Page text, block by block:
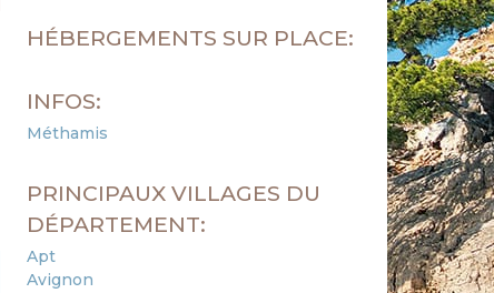
HÉBERGEMENTS SUR PLACE:
INFOS:
Méthamis
PRINCIPAUX VILLAGES DU
DÉPARTEMENT:
Apt
Avignon